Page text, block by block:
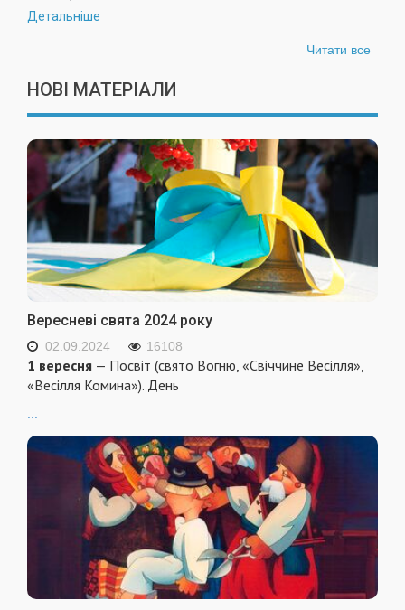
Детальніше
Читати все
НОВІ МАТЕРІАЛИ
Вересневі свята 2024 року
02.09.2024 16108
1 вересня — Посвіт (свято Вогню, «Свіччине Весілля»,
«Весілля Комина»). День
...